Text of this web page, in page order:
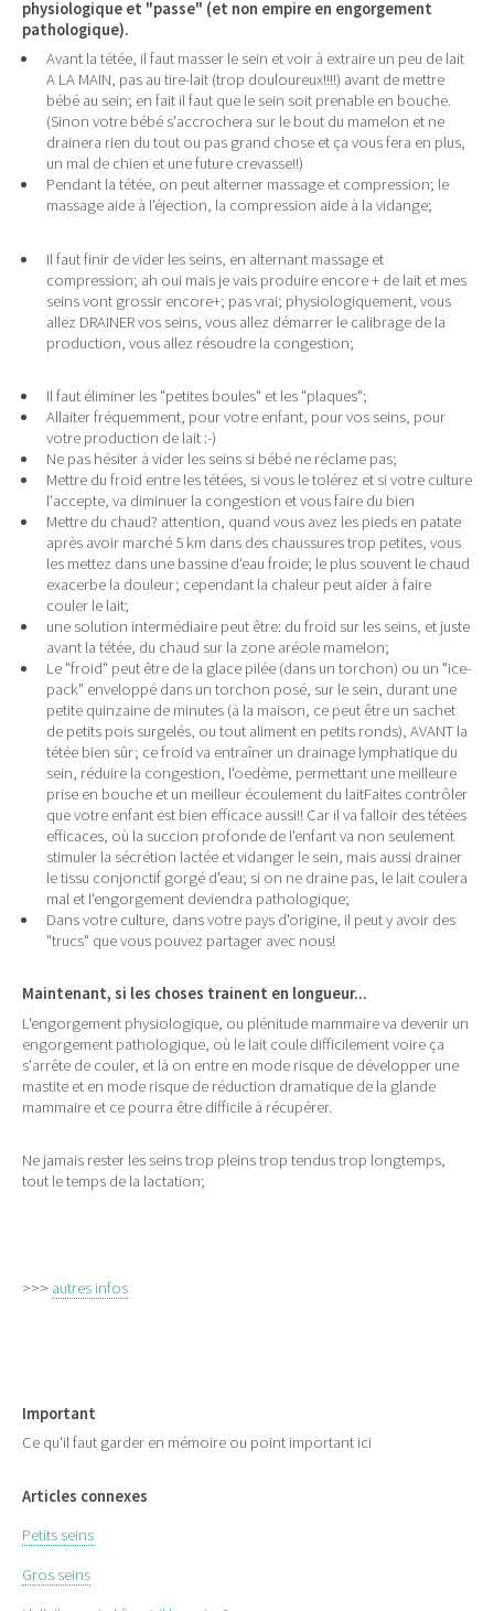
physiologique et "passe" (et non empire en engorgement
pathologique).
Avant la tétée, il faut masser le sein et voir à extraire un peu de lait
A LA MAIN, pas au tire-lait (trop douloureux!!!!) avant de mettre
bébé au sein; en fait il faut que le sein soit prenable en bouche.
(Sinon votre bébé s'accrochera sur le bout du mamelon et ne
drainera rien du tout ou pas grand chose et ça vous fera en plus,
un mal de chien et une future crevasse!!)
Pendant la tétée, on peut alterner massage et compression; le
massage aide à l'éjection, la compression aide à la vidange;
Il faut finir de vider les seins, en alternant massage et
compression; ah oui mais je vais produire encore + de lait et mes
seins vont grossir encore+; pas vrai; physiologiquement, vous
allez DRAINER vos seins, vous allez démarrer le calibrage de la
production, vous allez résoudre la congestion;
Il faut éliminer les "petites boules" et les "plaques";
Allaiter fréquemment, pour votre enfant, pour vos seins, pour
votre production de lait :-)
Ne pas hésiter à vider les seins si bébé ne réclame pas;
Mettre du froid entre les tétées, si vous le tolérez et si votre culture
l'accepte, va diminuer la congestion et vous faire du bien
Mettre du chaud? attention, quand vous avez les pieds en patate
après avoir marché 5 km dans des chaussures trop petites, vous
les mettez dans une bassine d'eau froide; le plus souvent le chaud
exacerbe la douleur; cependant la chaleur peut aider à faire
couler le lait;
une solution intermédiaire peut être: du froid sur les seins, et juste
avant la tétée, du chaud sur la zone aréole mamelon;
Le "froid" peut être de la glace pilée (dans un torchon) ou un "ice-
pack" enveloppé dans un torchon posé, sur le sein, durant une
petite quinzaine de minutes (à la maison, ce peut être un sachet
de petits pois surgelés, ou tout aliment en petits ronds), AVANT la
tétée bien sûr; ce froid va entraîner un drainage lymphatique du
sein, réduire la congestion, l'oedème, permettant une meilleure
prise en bouche et un meilleur écoulement du laitFaites contrôler
que votre enfant est bien efficace aussi!! Car il va falloir des tétées
efficaces, où la succion profonde de l'enfant va non seulement
stimuler la sécrétion lactée et vidanger le sein, mais aussi drainer
le tissu conjonctif gorgé d'eau; si on ne draine pas, le lait coulera
mal et l'engorgement deviendra pathologique;
Dans votre culture, dans votre pays d'origine, il peut y avoir des
"trucs" que vous pouvez partager avec nous!
Maintenant, si les choses trainent en longueur...
L'engorgement physiologique, ou plénitude mammaire va devenir un
engorgement pathologique, où le lait coule difficilement voire ça
s'arrête de couler, et là on entre en mode risque de développer une
mastite et en mode risque de réduction dramatique de la glande
mammaire et ce pourra être difficile à récupérer.
Ne jamais rester les seins trop pleins trop tendus trop longtemps,
tout le temps de la lactation;
>>> autres infos
Important
Ce qu'il faut garder en mémoire ou point important ici
Articles connexes
Petits seins
Gros seins